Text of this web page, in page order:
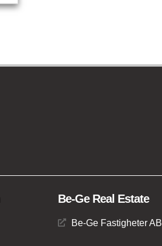
Be-Ge Real Estate
Be-Ge Fastigheter AB